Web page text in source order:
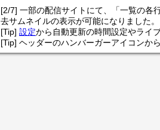
[2/7] 一部の配信サイトにて、「一覧の各
去サムネイルの表示が可能になりました。
[Tip] 設定から自動更新の時間設定やライ
[Tip] ヘッダーのハンバーガーアイコンか